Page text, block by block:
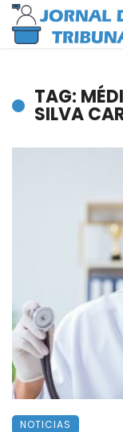
TAG:
SILVA
NOTICIAS